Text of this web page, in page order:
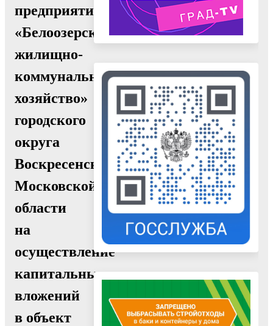
предприятию
«Белоозерское
жилищно-
коммунальное
хозяйство»
городского
округа
Воскресенск
Московской
области
на
осуществление
капитальных
вложений
в объект